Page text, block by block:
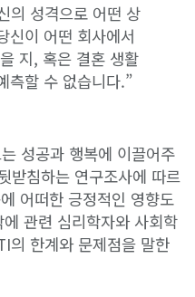
의 성격으로 어떤 상
신이 어떤 회사에서
지, 혹은 결혼 생활
측할 수 없습니다.”
성공과 행복에 이끌어주
받침하는 연구조사에 따르
어떠한 긍정적인 영향도
에 관련 심리학자와 사회학
의 한계와 문제점을 말한